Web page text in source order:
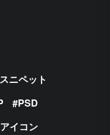
ニペット
PSD
アイコン